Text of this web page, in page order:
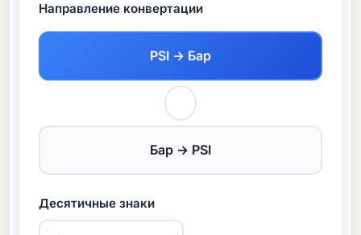
Направление конвертации
PSI → Бар
Бар → PSI
Десятичные знаки